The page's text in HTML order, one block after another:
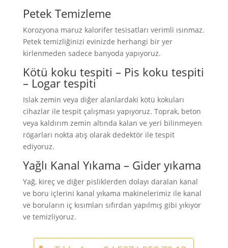
Petek Temizleme
Korozyona maruz kalorifer tesisatları verimli ısınmaz.
Petek temizliğinizi evinizde herhangi bir yer
kirlenmeden sadece banyoda yapıyoruz.
Kötü koku tespiti – Pis koku tespiti
– Logar tespiti
Islak zemin veya diğer alanlardaki kötü kokuları
cihazlar ile tespit çalışması yapıyoruz. Toprak, beton
veya kaldırım zemin altında kalan ve yeri bilinmeyen
rögarları nokta atış olarak dedektör ile tespit
ediyoruz.
Yağlı Kanal Yıkama – Gider yıkama
Yağ, kireç ve diğer pisliklerden dolayı daralan kanal
ve boru içlerini kanal yıkama makinelerimiz ile kanal
ve boruların iç kısımları sıfırdan yapılmış gibi yıkıyor
ve temizliyoruz.